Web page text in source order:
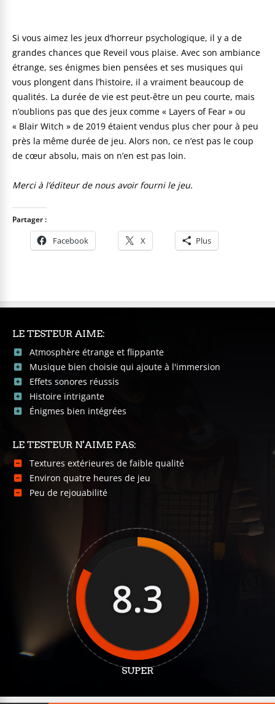
Si vous aimez les jeux d’horreur psychologique, il y a de
grandes chances que Reveil vous plaise. Avec son ambiance
étrange, ses énigmes bien pensées et ses musiques qui
vous plongent dans l’histoire, il a vraiment beaucoup de
qualités. La durée de vie est peut-être un peu courte, mais
n’oublions pas que des jeux comme « Layers of Fear » ou
« Blair Witch » de 2019 étaient vendus plus cher pour à peu
près la même durée de jeu. Alors non, ce n’est pas le coup
de cœur absolu, mais on n’en est pas loin.
Merci à l’éditeur de nous avoir fourni le jeu.
Partager :
Facebook X Plus
LE TESTEUR AIME:
Atmosphère étrange et flippante
Musique bien choisie qui ajoute à l'immersion
Effets sonores réussis
Histoire intrigante
Énigmes bien intégrées
LE TESTEUR N'AIME PAS:
Textures extérieures de faible qualité
Environ quatre heures de jeu
Peu de rejouabilité
8.3
SUPER